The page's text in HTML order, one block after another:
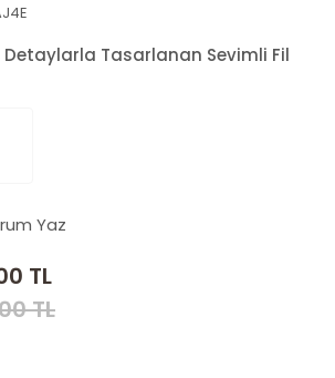
Tasarlanan Sevimli Fil
Yaz
TL
TL